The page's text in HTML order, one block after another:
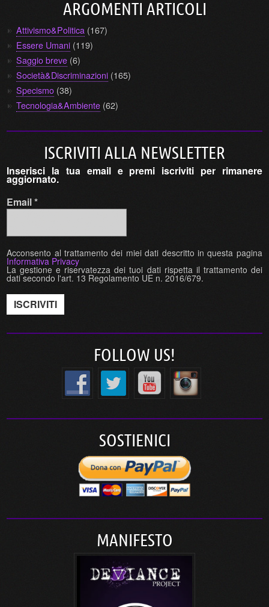
ARGOMENTI ARTICOLI
Attivismo&Politica (167)
Essere Umani (119)
Saggio breve (6)
Società&Discriminazioni (165)
Specismo (38)
Tecnologia&Ambiente (62)
ISCRIVITI ALLA NEWSLETTER
Inserisci la tua email e premi iscriviti per rimanere
aggiornato.
Email*
Acconsento al trattamento dei miei dati descritto in questa pagina
Informativa Privacy
La gestione e riservatezza dei tuoi dati rispetta il trattamento dei
dati secondo l'art. 13 Regolamento UE n. 2016/679.
FOLLOW US!
SOSTIENICI
MANIFESTO